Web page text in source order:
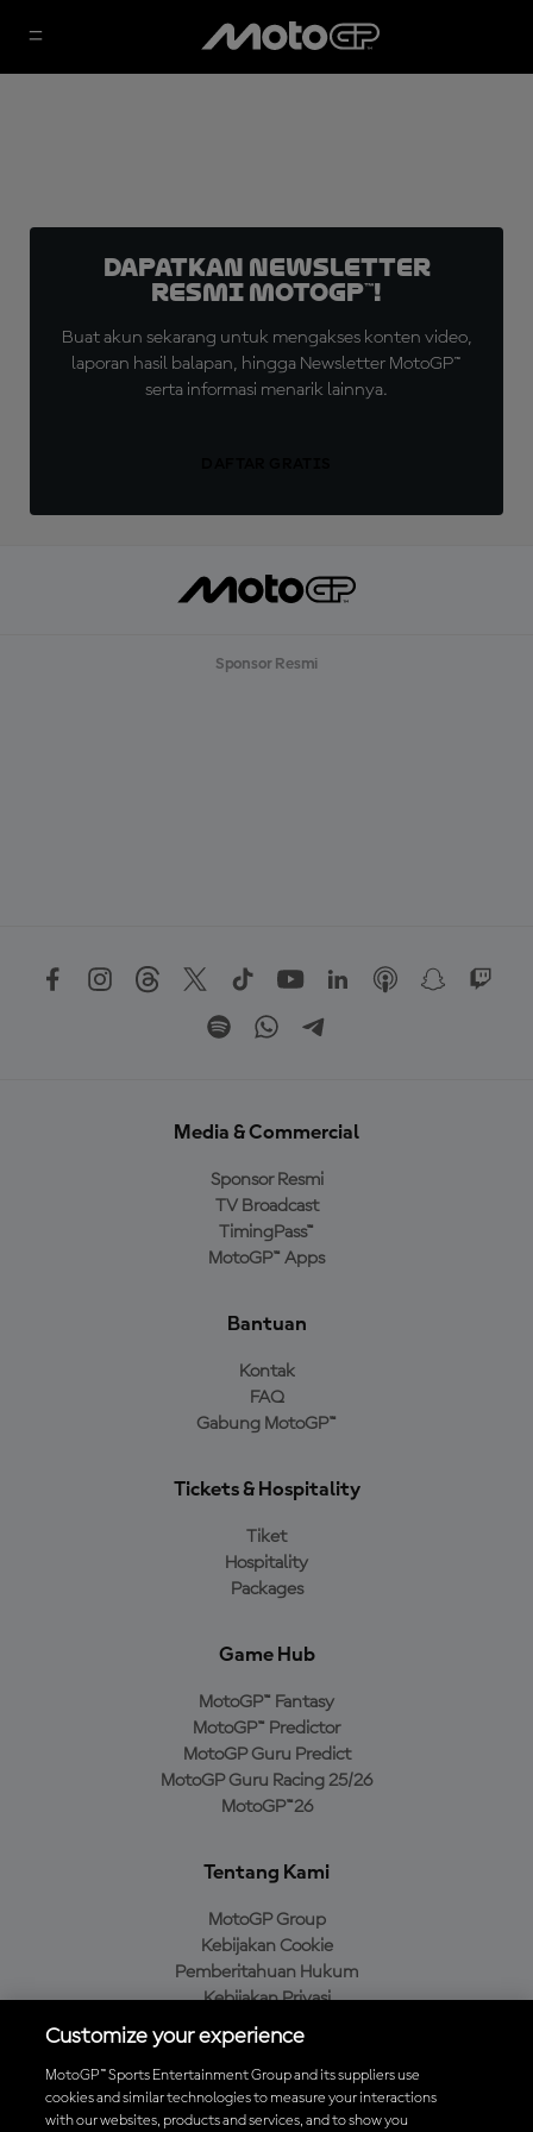
Dapatkan Newsletter
Resmi MotoGP™!
Buat akun sekarang untuk mengakses konten video,
laporan hasil balapan, hingga Newsletter MotoGP™
serta informasi menarik lainnya.
Sponsor Resmi
Media & Commercial
Sponsor Resmi
TV Broadcast
TimingPass™
MotoGP™ Apps
Bantuan
Kontak
FAQ
Gabung MotoGP™
Tickets & Hospitality
Tiket
Hospitality
Packages
Game Hub
MotoGP™ Fantasy
MotoGP™ Predictor
MotoGP Guru Predict
MotoGP Guru Racing 25/26
MotoGP™26
Tentang Kami
MotoGP Group
Kebijakan Cookie
Pemberitahuan Hukum
Kebijakan Privasi
Kebijakan Pembelian
Unduh Aplikasi Resmi MotoGP™
Customize your experience
MotoGP™ Sports Entertainment Group and its suppliers use
cookies and similar technologies to measure your interactions
with our websites, products and services, and to show you